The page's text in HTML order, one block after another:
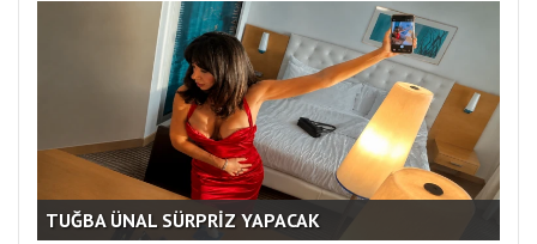
TUĞBA ÜNAL SÜRPRİZ YAPACAK